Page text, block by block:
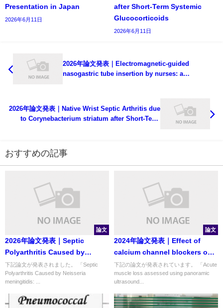
Presentation in Japan
2026年6月11日
after Short-Term Systemic
Glucocorticoids
2026年6月11日
2026年論文発表｜Electromagnetic-guided
nasogastric tube insertion by nurses: a
2026年論文発表｜Native Wrist Septic Arthritis due
to Corynebacterium striatum after Short-Term
おすすめの記事
論文
2026年論文発表｜Septic
Polyarthritis Caused by
Neisseria meningitidis: A Rare
Presentation in Japan
下記論文が発表されました。 「Septic
Polyarthritis Caused by Neisseria
meningitidis: ...
論文
2024年論文発表｜Effect of
calcium channel blockers on
influenza incidence: a
population-based
using administrative claims
下記の論文が発表されています。 「Acute
muscle loss assessed using panoramic
ultrasound...